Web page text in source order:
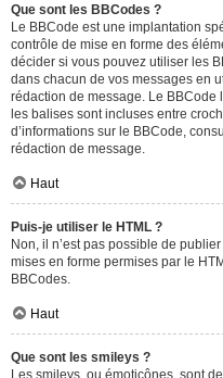
Que sont les BBCodes ?
Le BBCode est une implantation
contrôle de mise en forme des
décider si vous pouvez utiliser les
dans chacun de vos messages en
rédaction de message. Le BBCode
les balises sont incluses entre
d’informations sur le BBCode,
rédaction de message.
Haut
Puis-je utiliser le HTML ?
Non, il n’est pas possible de
mises en forme permises par le
BBCodes.
Haut
Que sont les smileys ?
Les smileys, ou émoticônes, sont